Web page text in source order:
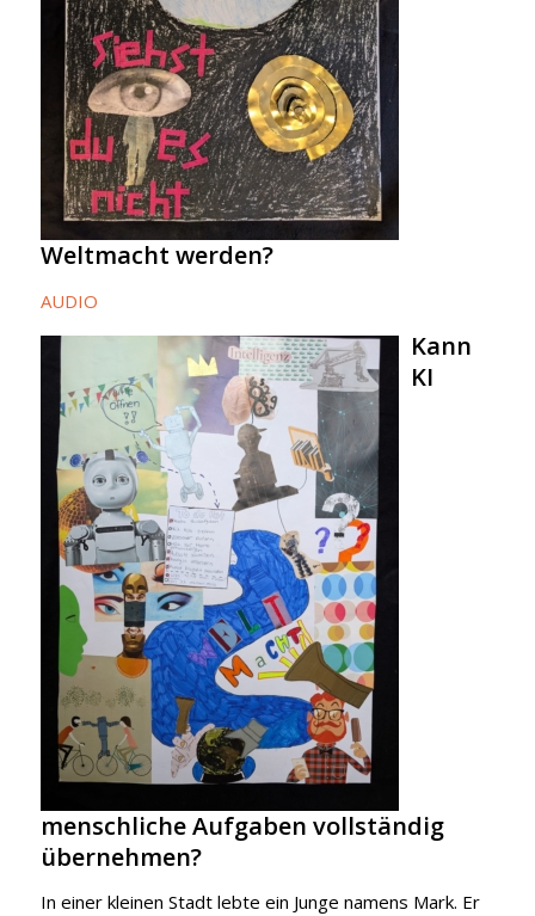
Weltmacht werden?
AUDIO
Kann
KI
menschliche Aufgaben vollständig
übernehmen?
In einer kleinen Stadt lebte ein Junge namens Mark. Er